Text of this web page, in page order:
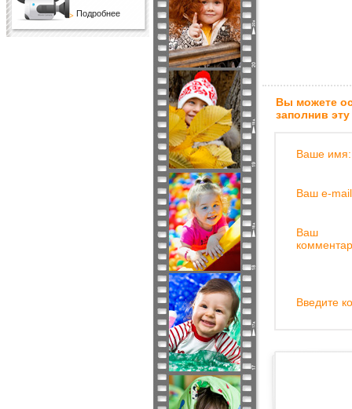
Подробнее
Вы можете
заполнив
Ваше имя:
Ваш e-
Ваш
Введите